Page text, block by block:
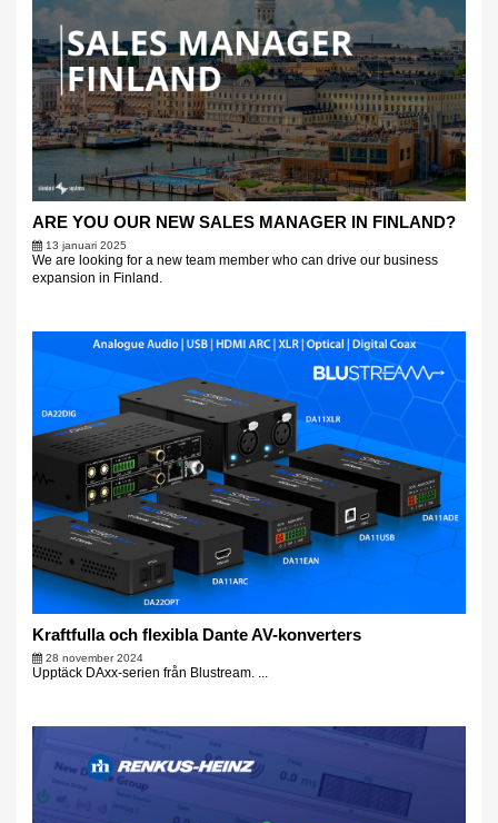
ARE YOU OUR NEW SALES MANAGER IN FINLAND?
13 januari 2025
We are looking for a new team member who can drive our business
expansion in Finland.
Kraftfulla och flexibla Dante AV-konverters
28 november 2024
Upptäck DAxx-serien från Blustream. ...